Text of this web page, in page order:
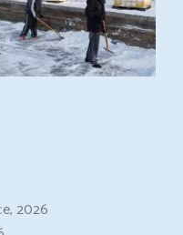
2026